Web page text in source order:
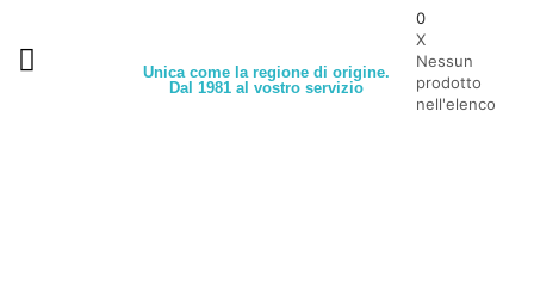
Unica come la regione di origine.
Dal 1981 al vostro servizio
0
X
Nessun
prodotto
nell'elenco